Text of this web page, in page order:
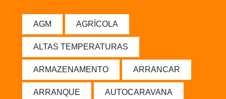
AGM AGRÍCOLA
ALTAS TEMPERATURAS
ARMAZENAMENTO ARRANCAR
ARRANQUE AUTOCARAVANA